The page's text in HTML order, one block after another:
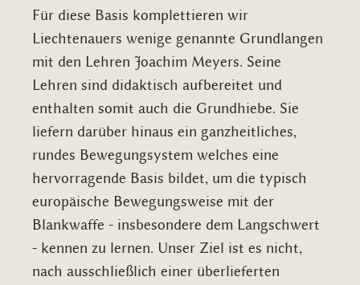
Für diese Basis komplettieren wir
Liechtenauers wenige genannte Grundlangen
mit den Lehren Joachim Meyers. Seine
Lehren sind didaktisch aufbereitet und
enthalten somit auch die Grundhiebe. Sie
liefern darüber hinaus ein ganzheitliches,
rundes Bewegungsystem welches eine
hervorragende Basis bildet, um die typisch
europäische Bewegungsweise mit der
Blankwaffe - insbesondere dem Langschwert
- kennen zu lernen. Unser Ziel ist es nicht,
nach ausschließlich einer überlieferten